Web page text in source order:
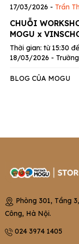
17/03/2026 - Trần
CHUỖI
MOGU x
Thời gian: từ 15:30
18/03/2026 -
BLOG CỦA MOGU
Phòng 301, Tầng
Công, Hà Nội.
024 3974 1405